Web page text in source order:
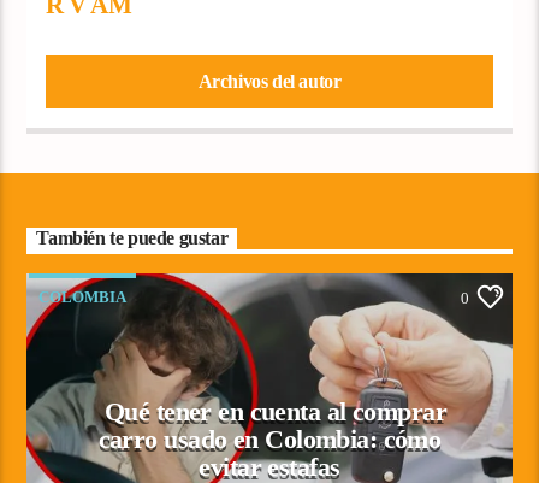
Archivos del autor
También te puede gustar
COLOMBIA 0
Qué tener en cuenta al comprar
carro usado en Colombia: cómo
evitar estafas